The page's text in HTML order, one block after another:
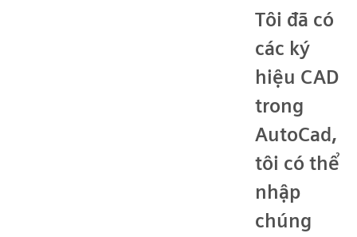
Tôi đã có
các ký
hiệu CAD
trong
AutoCad,
tôi có thể
nhập
chúng